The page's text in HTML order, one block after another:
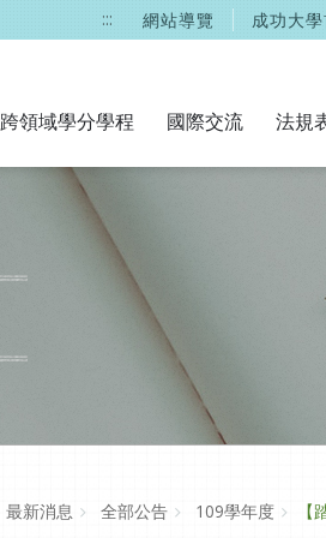
::: 網站導覽 成功大
跨領域學分學程 國際交流 法規
最新消息 全部公告 109學年度